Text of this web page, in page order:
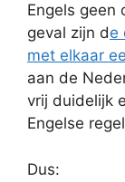
Engels geen
geval zijn de
met elkaar
aan de
vrij duidelijk
Engelse
Dus: